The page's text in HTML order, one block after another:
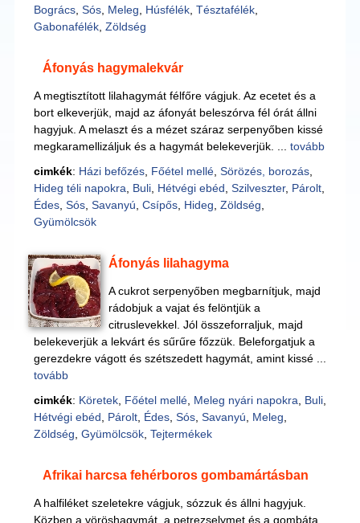
Bogrács, Sós, Meleg Húsfélék, Tésztafélék,
Gabonafélék, Zöldség
Áfonyás hagymalekvár
A megtisztított lilahagymát félfőre vágjuk. Az ecetet és a
bort elkeverjük, majd az áfonyát beleszórva fél órát állni
hagyjuk. A melaszt és a mézet száraz serpenyőben kissé
megkaramellizáljuk és a hagymát belekeverjük. ... tovább
cimkék: Házi befőzés, Főétel mellé, Sörözés, borozás,
Hideg téli napokra
Buli, Hétvégi ebéd Szilveszter, Párolt,
Édes, Sós, Savanyú Csípős, Hideg Zöldség
Gyümölcsök
Áfonyás lilahagyma
A cukrot serpenyőben megbarnítjuk, majd
rádobjuk a vajat és felöntjük a
citruslevekkel. Jól összeforraljuk, majd
belekeverjük a lekvárt és sűrűre főzzük. Beleforgatjuk a
gerezdekre vágott és szétszedett hagymát, amint kissé ...
tovább
cimkék: Köretek, Főétel mellé, Meleg nyári napokra Buli,
Hétvégi ebéd
Párolt, Édes, Sós, Savanyú Meleg
Zöldség Gyümölcsök, Tejtermékek
Afrikai harcsa fehérboros gombamártásban
A halfiléket szeletekre vágjuk, sózzuk és állni hagyjuk.
Közben a vöröshagymát, a petrezselymet és a gombáta